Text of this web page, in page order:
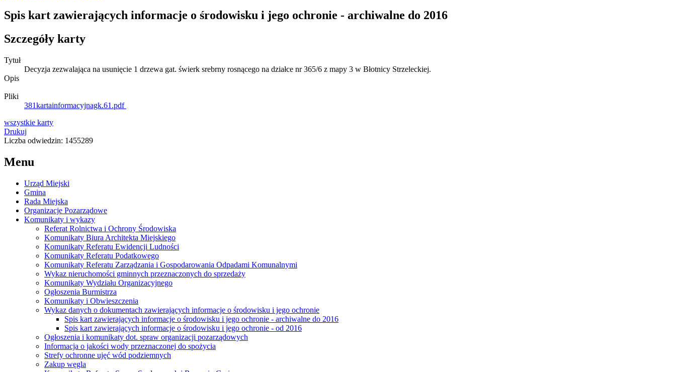
Spis kart zawierających informacje o środowisku i jego ochronie - archiwalne do 2016
Szczegóły karty
Tytuł
Decyzja zezwalająca na usunięcie 1 drzewa gat. świerk srebrny rosnącego na działce nr 365/6 z mapy 3 w Błotnicy Strzeleckiej.
Opis
Pliki
381kartainformacyjnagk.61.pdf
wszystkie karty
Drukuj
Liczba odwiedzin: 1455289
Menu
Urząd Miejski
Gmina
Rada Miejska
Organizacje Pozarządowe
Komunikaty i wykazy
Referat Rolnictwa i Ochrony Środowiska
Komunikaty Biura Architekta Miejskiego
Komunikaty Referatu Ewidencji Ludności
Komunikaty Referatu Podatkowego
Komunikaty Referatu Zarządzania i Gospodarowania Odpadami Komunalnymi
Wykaz nieruchomości gminnych przeznaczonych do sprzedaży
Komunikaty Wydziału Organizacyjnego
Ogłoszenia Burmistrza
Komunikaty i Obwieszczenia
Wykaz danych o dokumentach zawierających informacje o środowisku i jego ochronie
Spis kart zawierających informacje o środowisku i jego ochronie - archiwalne do 2016
Spis kart zawierających informacje o środowisku i jego ochronie - od 2016
Ogłoszenia i komunikaty dot. spraw organizacji pozarządowych
Informacja o jakości wody przeznaczonej do spożycia
Strefy ochronne ujęć wód podziemnych
Zakup węgla